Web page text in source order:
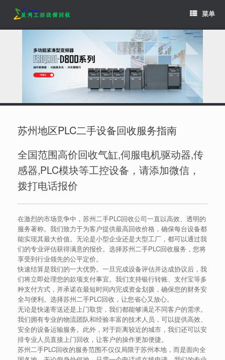
content
菜单
苏州地区PLC二手设备回收服务指南
全国范围高价回收气缸,伺服电机驱动器,传
感器,PLC模块等工控设备，请添加微信，
拨打电话报价
在激烈的市场竞争中，苏州二手PLC回收公司一直以高效、透明的
服务著称。我们致力于为客户提供最高回收价格，确保每台设备都
能实现其最大价值。无论是小型企业还是大型工厂，都可以通过我
们的专业评估获得满意的报价。选择苏州二手PLC回收服务，您将
享受到行业领先的公平定价。
快速结算是我们的一大优势。一旦完成设备评估并达成协议后，我
们将立即处理您的款项支付事宜。我们支持银行转账、支付宝等多
种支付方式，并承诺在最短时间内完成资金划拨，确保您的财务安
全与便利。选择苏州二手PLC回收，让您省心又放心。
无论是快递寄送还是上门取货，我们都能够满足不同客户的需求。
我们拥有专业的物流团队和经验丰富的技术人员，可以提供高效、
安全的设备运输服务。此外，对于距离较近的城市，我们还可以安
排专业人员直接上门回收，让客户的操作更加便捷。
苏州二手PLC回收的服务范围不仅仅局限于苏州本地，而是面向全